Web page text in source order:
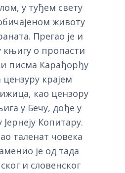
у туђем свету
животу
Прегао је и
књигу о пропасти
писма Карађорђу
крајем
као цензору
у Бечу, дође у
Копитару.
таленат човека
је од тада
и словенског